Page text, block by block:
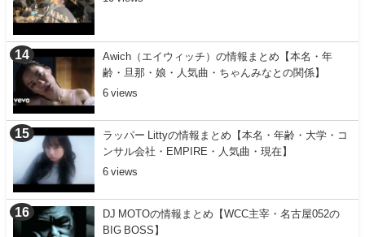
Awich（エイウィッチ）の情報まとめ【本名・年
齢・旦那・娘・人気曲・ちゃんみなとの関係】
6
ラッパー Littyの情報まとめ【本名・年齢・大学・コ
ンサル会社・EMPIRE・人気曲・現在】
6
DJ MOTOの情報まとめ【WCC主宰・名古屋052の
BIG BOSS】